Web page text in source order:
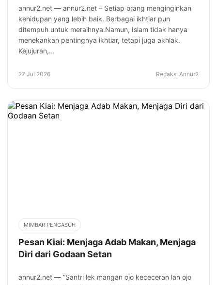
annur2.net — annur2.net – Setiap orang menginginkan
kehidupan yang lebih baik. Berbagai ikhtiar pun
ditempuh untuk meraihnya.Namun, Islam tidak hanya
menekankan pentingnya ikhtiar, tetapi juga akhlak.
Kejujuran,...
27 Jul 2026 Redaksi Annur2
MIMBAR PENGASUH
Pesan Kiai: Menjaga Adab Makan, Menjaga
Diri dari Godaan Setan
annur2.net — “Santri lek mangan ojo kececeran lan ojo